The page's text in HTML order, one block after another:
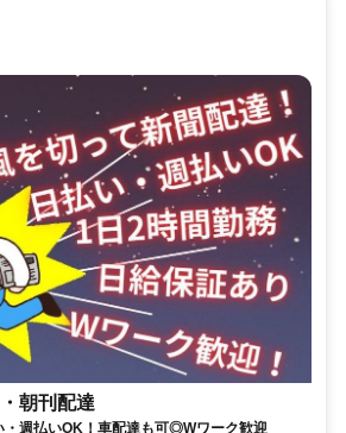
朝刊配達
・週払いOK！車配達も可◎Wワーク歓迎